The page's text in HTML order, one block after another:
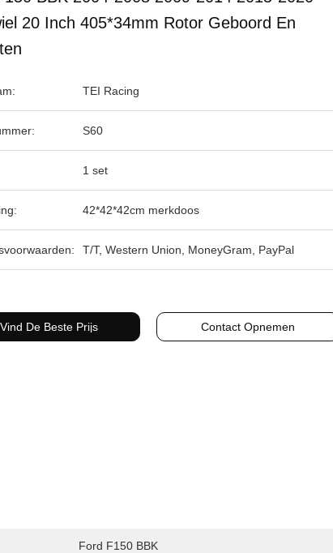
20 Inch 405*34mm Rotor Geboord En
TEI Racing
S60
1 set
42*42*42cm merkdoos
T/T, Western Union, MoneyGram, PayPal
Vind De Beste Prijs Contact Opnemen
Ford F150 BBK